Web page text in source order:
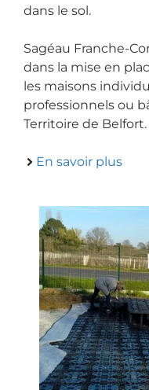
dans le sol.
Sagéau Franche-
dans la mise en
les maisons
professionnels ou
Territoire de Belfort.
En savoir plus